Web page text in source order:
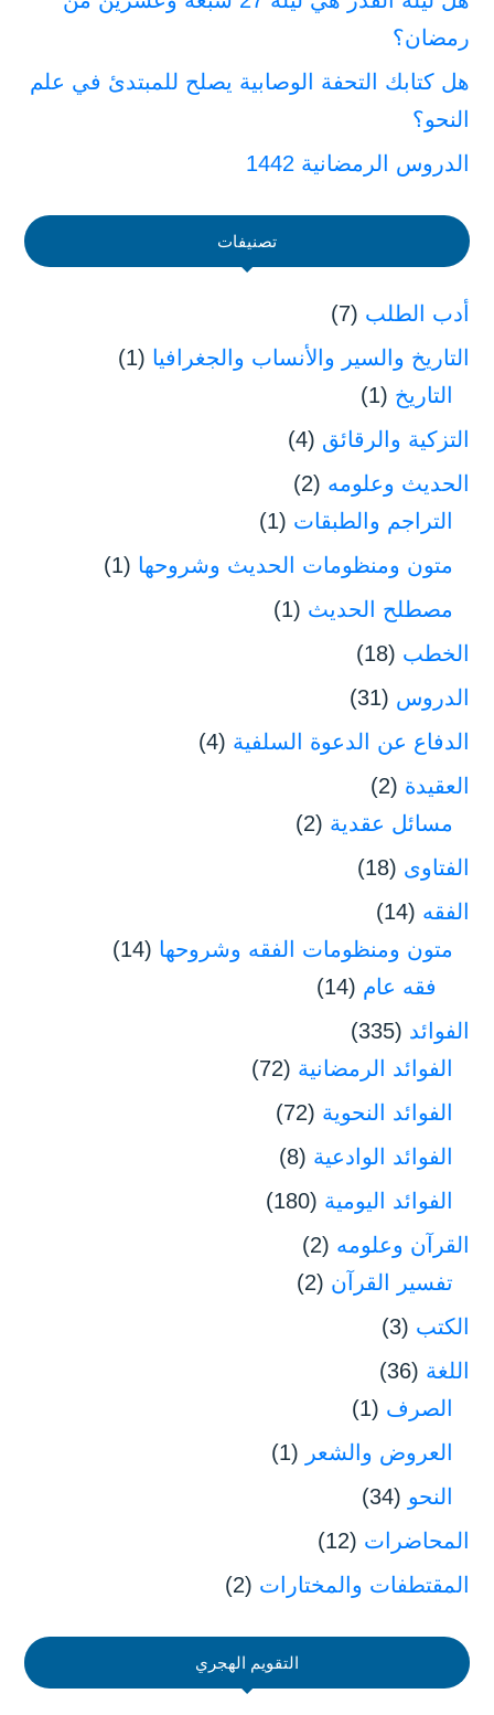
رمضان؟
هل كتابك التحفة الوصابية يصلح للمبتدئ في علم
النحو؟
الدروس الرمضانية 1442
تصنيفات
أدب الطلب (7)
التاريخ والسير والأنساب والجغرافيا (1)
التاريخ (1)
التزكية والرقائق (4)
الحديث وعلومه (2)
التراجم والطبقات (1)
متون ومنظومات الحديث وشروحها (1)
مصطلح الحديث (1)
الخطب (18)
الدروس (31)
الدفاع عن الدعوة السلفية (4)
العقيدة (2)
مسائل عقدية (2)
الفتاوى (18)
الفقه (14)
متون ومنظومات الفقه وشروحها (14)
فقه عام (14)
الفوائد (335)
الفوائد الرمضانية (72)
الفوائد النحوية (72)
الفوائد الوادعية (8)
الفوائد اليومية (180)
القرآن وعلومه (2)
تفسير القرآن (2)
الكتب (3)
اللغة (36)
الصرف (1)
العروض والشعر (1)
النحو (34)
المحاضرات (12)
المقتطفات والمختارات (2)
التقويم الهجري